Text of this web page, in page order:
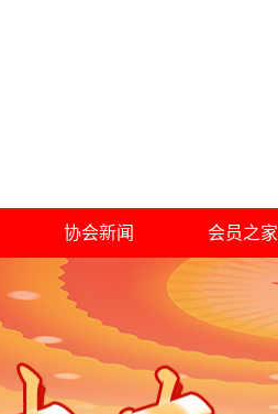
协会新闻 会员之家